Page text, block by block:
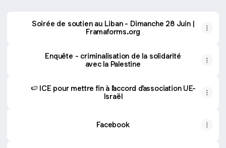
Soirée de soutien au Liban - Dimanche 28 Juin |
Framaforms.org
Enquête - criminalisation de la solidarité
avec la Palestine
🍉 ICE pour mettre fin à l'accord d'association UE-
Israël
Facebook